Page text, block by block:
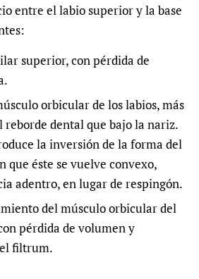
entre el labio superior y la base
superior, con pérdida de
orbicular de los labios, más
reborde dental que bajo la nariz.
la inversión de la forma del
que éste se vuelve convexo,
adentro, en lugar de respingón.
del músculo orbicular del
pérdida de volumen y
filtrum.